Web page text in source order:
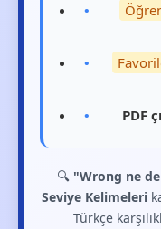
PDF
🔍 "Wrong ne
Seviye Kelimeleri
Türkçe